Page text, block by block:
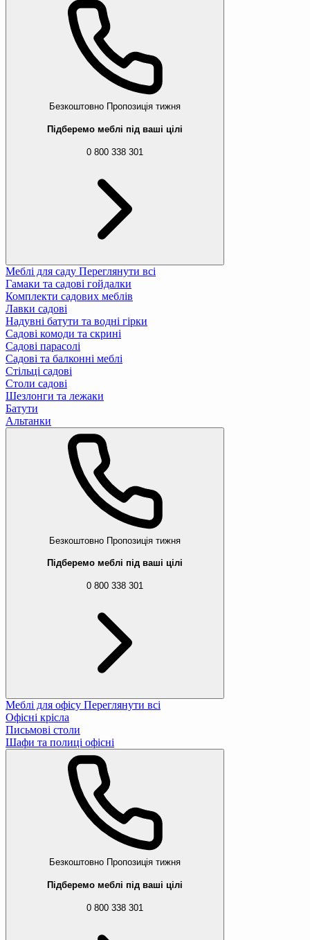
Безкоштовно Пропозиція тижня
Підберемо меблі під ваші цілі
0 800 338 301
Меблі для саду Переглянути всі
Гамаки та садові гойдалки
Комплекти садових меблів
Лавки садові
Надувні батути та водні гірки
Садові комоди та скрині
Садові парасолі
Садові та балконні меблі
Стільці садові
Столи садові
Шезлонги та лежаки
Батути
Альтанки
Безкоштовно Пропозиція тижня
Підберемо меблі під ваші цілі
0 800 338 301
Меблі для офісу Переглянути всі
Офісні крісла
Письмові столи
Шафи та полиці офісні
Безкоштовно Пропозиція тижня
Підберемо меблі під ваші цілі
0 800 338 301